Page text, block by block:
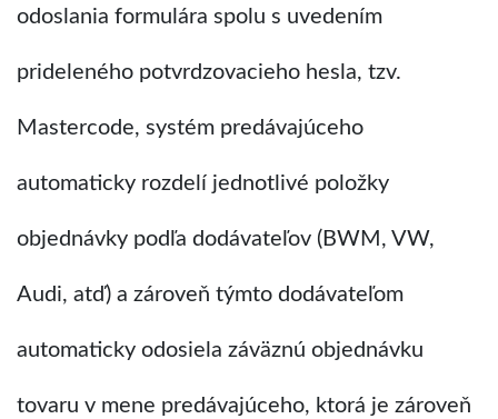
odoslania formulára spolu s uvedením
prideleného potvrdzovacieho hesla, tzv.
Mastercode, systém predávajúceho
automaticky rozdelí jednotlivé položky
objednávky podľa dodávateľov (BWM, VW,
Audi, atď) a zároveň týmto dodávateľom
automaticky odosiela záväznú objednávku
tovaru v mene predávajúceho, ktorá je zároveň